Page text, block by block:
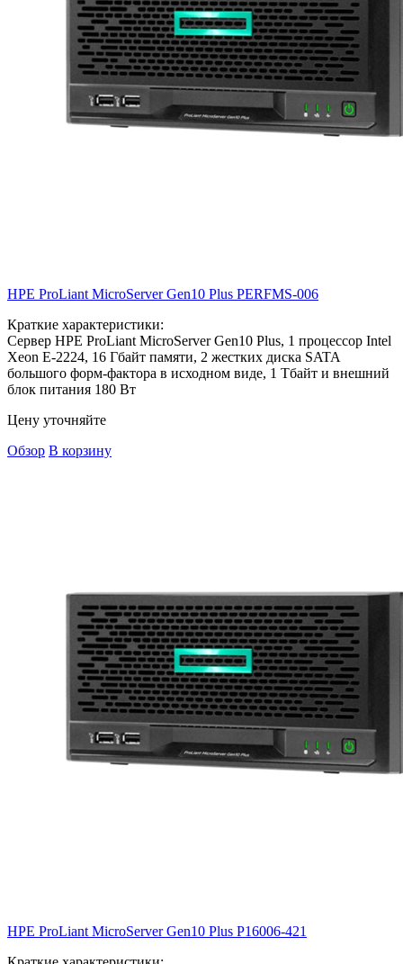
HPE ProLiant MicroServer Gen10 Plus PERFMS-006
Краткие характеристики:
Сервер HPE ProLiant MicroServer Gen10 Plus, 1 процессор Intel
Xeon E-2224, 16 Гбайт памяти, 2 жестких диска SATA
большого форм-фактора в исходном виде, 1 Тбайт и внешний
блок питания 180 Вт
Цену уточняйте
Обзор В корзину
HPE ProLiant MicroServer Gen10 Plus P16006-421